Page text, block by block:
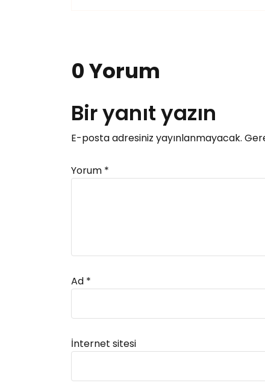
0 Yorum
Bir yanıt yazın
E-posta adresiniz yayınlanmayacak.
Yorum *
Ad *
İnternet sitesi